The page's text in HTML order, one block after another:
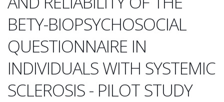
BETY-BIOPSYCHOSOCIAL
QUESTIONNAIRE IN
INDIVIDUALS WITH SYSTEMIC
SCLEROSIS - PILOT STUDY